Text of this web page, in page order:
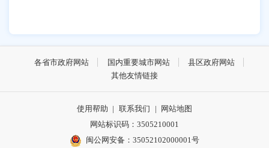
各省市政府网站 国内重要城市网站
县区政府网站
其他友情链接
使用帮助 | 联系我们 |
网站地图
网站标识码：3505210001
闽公网安备：35052102000001号